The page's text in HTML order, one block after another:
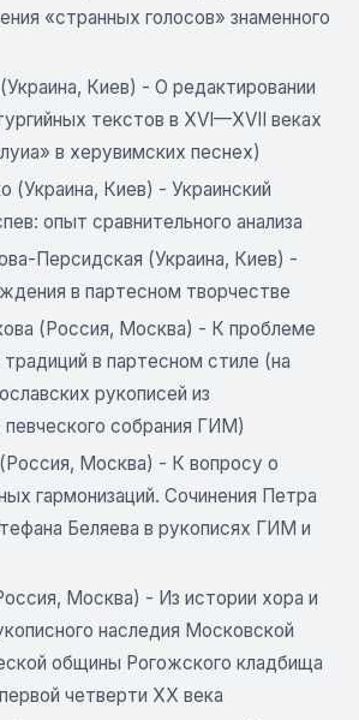
«странных голосов» знаменного
Киев) - О редактировании
текстов в XVI—XVII веках
в херувимских песнех)
(Украина, Киев) - Украинский
опыт сравнительного анализа
Персидская (Украина, Киев) -
в партесном творчестве
(Россия, Москва) - К проблеме
традиций в партесном стиле (на
рукописей из
певческого собрания ГИМ)
Москва) - К вопросу о
гармонизаций. Сочинения Петра
Беляева в рукописях ГИМ и
Москва) - Из истории хора и
наследия Московской
общины Рогожского кладбища
четверти XX века